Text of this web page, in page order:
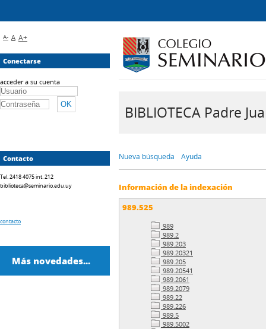
BIBLIOTECA Padre
Nueva búsqueda Ayuda
Información de la indexación
989.525
989
989.2
989.203
989.20321
989.205
989.20541
989.2061
989.2079
989.22
989.226
989.5
989.5002
A- A A+
Conectarse
acceder a su cuenta
Contacto
Tel. 2418 4075 int. 212
biblioteca@seminario.edu.uy
contacto
Más novedades...